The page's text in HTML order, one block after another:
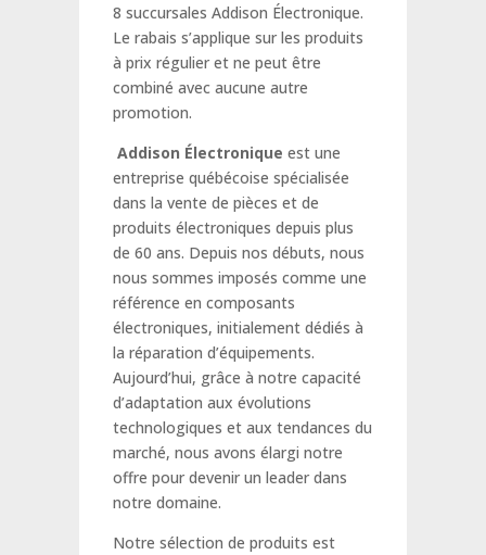
8 succursales Addison Électronique.
Le rabais s’applique sur les produits
à prix régulier et ne peut être
combiné avec aucune autre
promotion.
Addison Électronique est une
entreprise québécoise spécialisée
dans la vente de pièces et de
produits électroniques depuis plus
de 60 ans. Depuis nos débuts, nous
nous sommes imposés comme une
référence en composants
électroniques, initialement dédiés à
la réparation d’équipements.
Aujourd’hui, grâce à notre capacité
d’adaptation aux évolutions
technologiques et aux tendances du
marché, nous avons élargi notre
offre pour devenir un leader dans
notre domaine.
Notre sélection de produits est